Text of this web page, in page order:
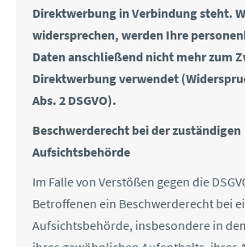
Direktwerbung in Verbindung steht.
widersprechen, werden Ihre
Daten anschließend nicht mehr zum
Direktwerbung verwendet
Abs. 2 DSGVO).
Beschwerderecht bei der zuständigen
Aufsichtsbehörde
Im Falle von Verstößen gegen die
Betroffenen ein Beschwerderecht bei
Aufsichtsbehörde, insbesondere in